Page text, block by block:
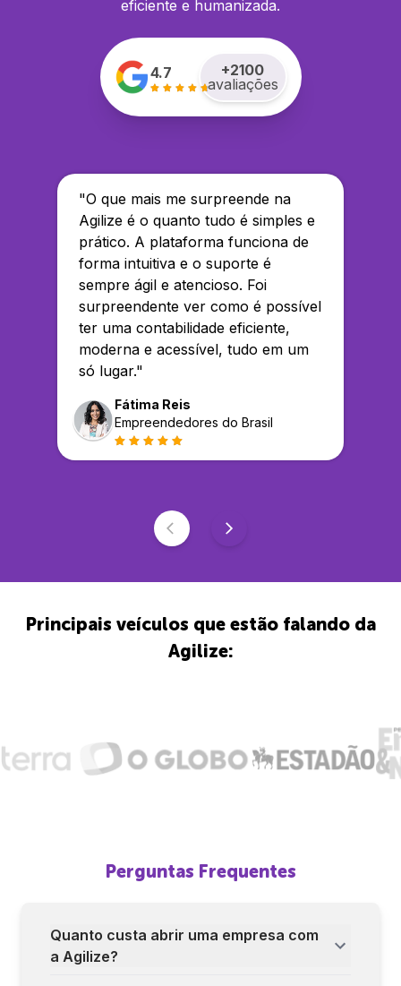
eficiente e humanizada.
4.7 +2100
avaliações
"O que mais me surpreende na
Agilize é o quanto tudo é simples e
prático. A plataforma funciona de
forma intuitiva e o suporte é
sempre ágil e atencioso. Foi
surpreendente ver como é possível
ter uma contabilidade eficiente,
moderna e acessível, tudo em um
só lugar."
Fátima Reis
Empreendedores do Brasil
Principais veículos que estão falando da
Agilize:
Perguntas Frequentes
Quanto custa abrir uma empresa com
a Agilize?